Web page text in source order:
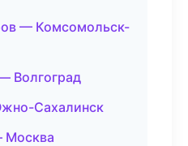
— Комсомольск-
Волгоград
Сахалинск
Москва